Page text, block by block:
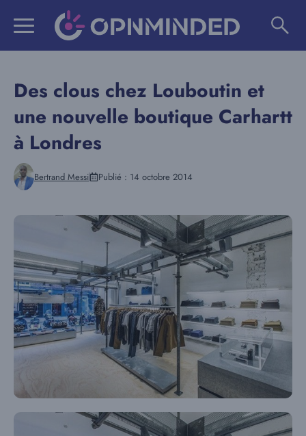
Des clous chez Louboutin et
une nouvelle boutique Carhartt
à Londres
Bertrand Messi Publié : 14 octobre 2014